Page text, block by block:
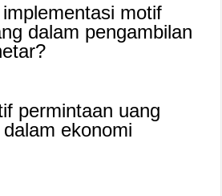
motif
dalam pengambilan
permintaan uang
ekonomi